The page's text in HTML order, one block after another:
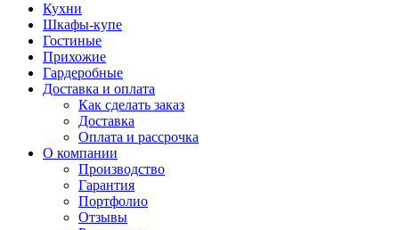
Кухни
Шкафы-купе
Гостиные
Прихожие
Гардеробные
Доставка и оплата
Как сделать заказ
Доставка
Оплата и рассрочка
О компании
Производство
Гарантия
Портфолио
Отзывы